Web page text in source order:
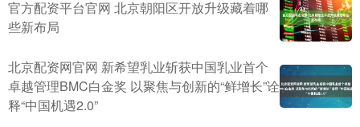
官方配资平台官网 北京朝阳区开放升级藏着哪
些新布局
北京配资网官网 新希望乳业斩获中国乳业首个
卓越管理BMC白金奖 以聚焦与创新的“鲜增长”诠
释“中国机遇2.0”